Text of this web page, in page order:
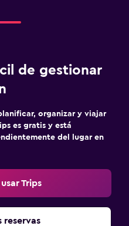
de gestionar
organizar y viajar
es gratis y está
del lugar en
Trips
reservas